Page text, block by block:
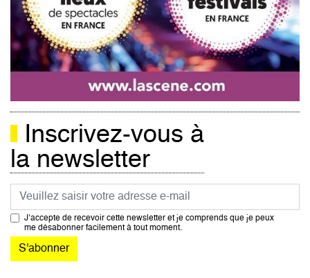
Inscrivez-vous à
la newsletter
Courriel
J’accepte de recevoir cette newsletter et je comprends que je peux
me désabonner facilement à tout moment.